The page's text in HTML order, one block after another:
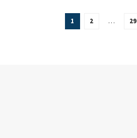
1 2 … 29